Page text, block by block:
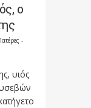
ο
-
υιός